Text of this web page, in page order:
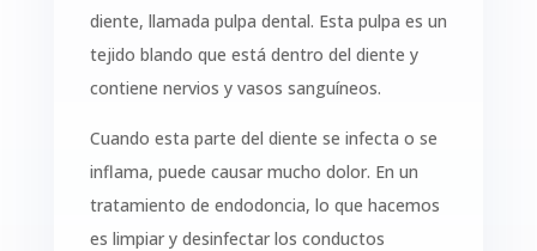
diente, llamada pulpa dental. Esta pulpa es un
tejido blando que está dentro del diente y
contiene nervios y vasos sanguíneos.
Cuando esta parte del diente se infecta o se
inflama, puede causar mucho dolor. En un
tratamiento de endodoncia, lo que hacemos
es limpiar y desinfectar los conductos